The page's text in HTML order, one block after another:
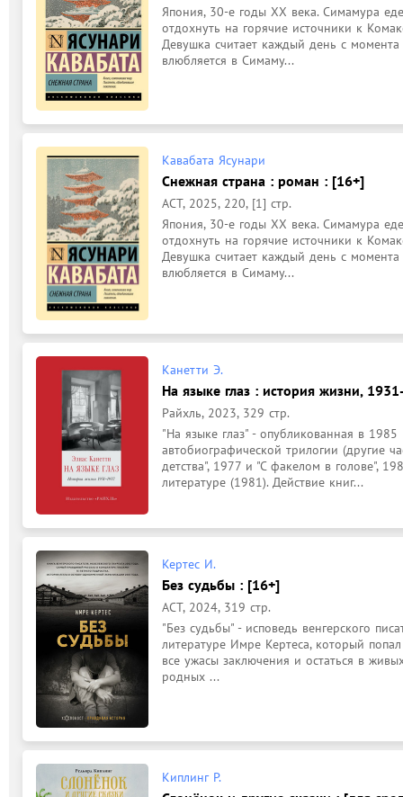
Япония, 30-е годы XX века. Симамура
отдохнуть на горячие источники к
Девушка считает каждый день с
влюбляется в Симаму...
Кавабата Ясунари
Снежная страна : роман : [16+]
АСТ, 2025, 220, [1] стр.
Япония, 30-е годы XX века. Симамура
отдохнуть на горячие источники к
Девушка считает каждый день с
влюбляется в Симаму...
Канетти Э.
На языке глаз : история жизни,
Райхль, 2023, 329 стр.
"На языке глаз" - опубликованная в 1985
автобиографической трилогии (другие
детства", 1977 и "С факелом в голове",
литературе (1981). Действие книг...
Кертес И.
Без судьбы : [16+]
АСТ, 2024, 319 стр.
"Без судьбы" - исповедь венгерского
литературе Имре Кертеса, который
все ужасы заключения и остаться в
родных ...
Киплинг Р.